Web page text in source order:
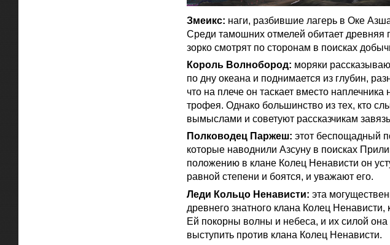
Змеикс: наги, разбившие лагерь в Оке
Среди тамошних отмелей обитает
зорко смотрят по сторонам в поисках
Король Волнобород: моряки
по дну океана и поднимается из глубин,
что на плече он таскает вместо наплечника
трофея. Однако большинство из тех, кто
вымыслами и советуют рассказчикам
Полководец Паржеш: этот беспощадный
которые наводнили Азсуну в поисках
положению в клане Колец Ненависти он
равной степени и боятся, и уважают его.
Леди Кольцо Ненависти: эта
древнего знатного клана Колец
Ей покорны волны и небеса, и их силой
выступить против клана Колец Ненависти.